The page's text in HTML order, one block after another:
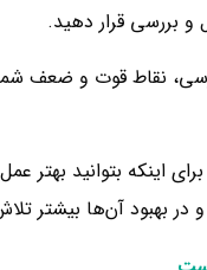
و بررسی قرار دهید.
نقاط قوت و ضعف شما
اینکه بتوانید بهتر
در بهبود آن‌ها بیشتر